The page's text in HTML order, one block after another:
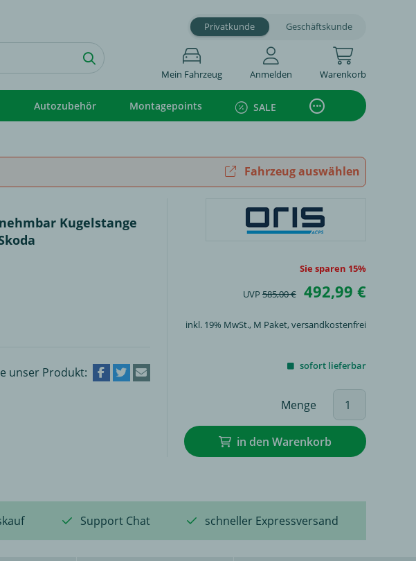
Privatkunde Geschäftskunde
Mein Fahrzeug Anmelden Warenkorb
Autozubehör Montagepoints SALE
Fahrzeug auswählen
Kugelstange
unser Produkt:
Sie sparen 15%
UVP 585,00 € 492,99 €
inkl. 19% MwSt., M Paket, versandkostenfrei
sofort lieferbar
Menge
in den Warenkorb
Support Chat schneller Expressversand